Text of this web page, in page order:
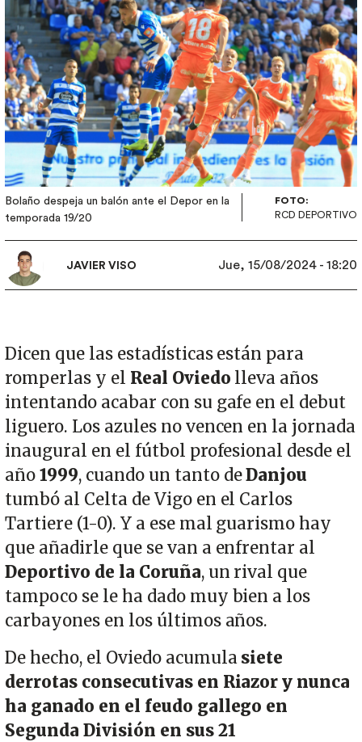
Bolaño despeja un balón ante el Depor en la
temporada 19/20
FOTO:
RCD DEPORTIVO
JAVIER VISO Jue, 15/08/2024 - 18:20
Dicen que las estadísticas están para
romperlas y el Real Oviedo lleva años
intentando acabar con su gafe en el debut
liguero. Los azules no vencen en la jornada
inaugural en el fútbol profesional desde el
año1999, cuando un tanto deDanjou
tumbó al Celta de Vigo en el Carlos
Tartiere (1-0). Y a ese mal guarismo hay
que añadirle que se van a enfrentar al
Deportivo de la Coruña, un rival que
tampoco se le ha dado muy bien a los
carbayones en los últimos años.
De hecho, el Oviedo acumulasiete
derrotas consecutivas en Riazor y nunca
ha ganado en el feudo gallego en
Segunda División en sus 21